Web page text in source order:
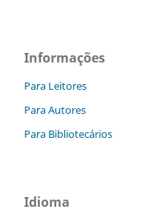
Informações
Para Leitores
Para Autores
Para Bibliotecários
Idioma